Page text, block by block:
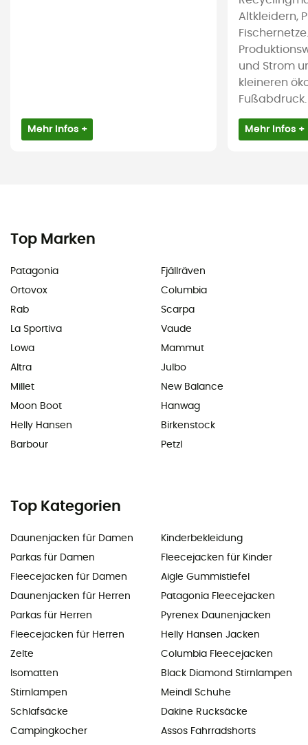
Mehr Infos +
Altkleidern,
und Strom
kleineren
Fußabdruck.
Mehr Infos +
Top Marken
Patagonia
Ortovox
Rab
La Sportiva
Lowa
Altra
Millet
Moon Boot
Helly Hansen
Barbour
Fjällräven
Columbia
Scarpa
Vaude
Mammut
Julbo
New Balance
Hanwag
Birkenstock
Petzl
Top Kategorien
Daunenjacken für Damen
Parkas für Damen
Fleecejacken für Damen
Daunenjacken für Herren
Parkas für Herren
Fleecejacken für Herren
Zelte
Isomatten
Stirnlampen
Schlafsäcke
Campingkocher
Kinderbekleidung
Fleecejacken für Kinder
Aigle Gummistiefel
Patagonia Fleecejacken
Pyrenex Daunenjacken
Helly Hansen Jacken
Columbia Fleecejacken
Black Diamond Stirnlampen
Meindl Schuhe
Dakine Rucksäcke
Assos Fahrradshorts